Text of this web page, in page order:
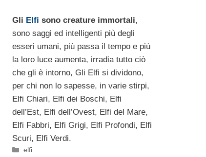
Gli Elfi sono creature immortali,
sono saggi ed intelligenti più degli
esseri umani, più passa il tempo e più
la loro luce aumenta, irradia tutto ciò
che gli è intorno, Gli Elfi si dividono,
per chi non lo sapesse, in varie stirpi,
Elfi Chiari, Elfi dei Boschi, Elfi
dell’Est, Elfi dell’Ovest, Elfi del Mare,
Elfi Fabbri, Elfi Grigi, Elfi Profondi, Elfi
Scuri, Elfi Verdi.
Categorie
elfi